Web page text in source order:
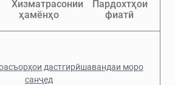
Хизматрасонии
ҳамёнҳо
Пардохтҳои
фиатӣ
дастгирӣшавандаи моро
санҷед